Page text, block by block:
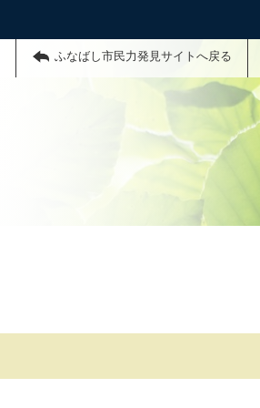
ふなばし市民力発見サイトへ戻る